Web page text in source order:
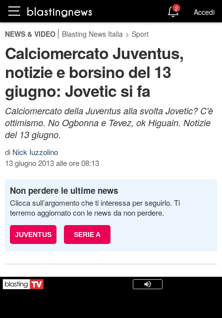
2 Accedi
NEWS & VIDEO Blasting News Italia > Sport
Calciomercato Juventus,
notizie e borsino del 13
giugno: Jovetic si fa
Calciomercato della Juventus alla svolta Jovetic? C'è
ottimismo. No Ogbonna e Tevez, ok Higuain. Notizie
del 13 giugno.
di Nick Iuzzolino
13 giugno 2013 alle ore 08:13
Non perdere le ultime news
Clicca sull’argomento che ti interessa per seguirlo. Ti
terremo aggiornato con le news da non perdere.
JUVENTUS SERIE A